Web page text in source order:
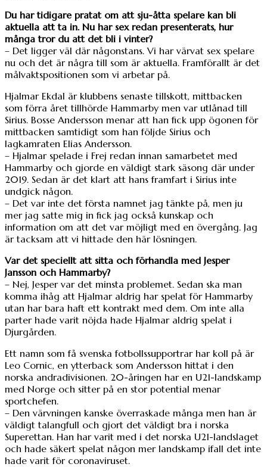
Du har tidigare pratat om att sju-åtta spelare kan bli
aktuella att ta in. Nu har sex redan presenterats, hur
många tror du att det bli i vinter?
– Det ligger väl där någonstans. Vi har värvat sex spelare
nu och det är några till som är aktuella. Framförallt är det
målvaktspositionen som vi arbetar på.
Hjalmar Ekdal är klubbens senaste tillskott, mittbacken
som förra året tillhörde Hammarby men var utlånad till
Sirius. Bosse Andersson menar att han fick upp ögonen för
mittbacken samtidigt som han följde Sirius och
lagkamraten Elias Andersson.
– Hjalmar spelade i Frej redan innan samarbetet med
Hammarby och gjorde en väldigt stark säsong där under
2019. Sedan är det klart att hans framfart i Sirius inte
undgick någon.
– Det var inte det första namnet jag tänkte på, men ju
mer jag satte mig in fick jag också kunskap och
information om att det var möjligt med en övergång. Jag
är tacksam att vi hittade den här lösningen.
Var det speciellt att sitta och förhandla med Jesper
Jansson och Hammarby?
– Nej, Jesper var det minsta problemet. Sedan ska man
komma ihåg att Hjalmar aldrig har spelat för Hammarby
utan har bara haft ett kontrakt med dem. Om inte alla
parter hade varit nöjda hade Hjalmar aldrig spelat i
Djurgården.
Ett namn som få svenska fotbollssupportrar har koll på är
Leo Cornic, en ytterback som Andersson hittat i den
norska andradivisionen. 20-åringen har en U21-landskamp
med Norge och sitter på en stor potential menar
sportchefen.
– Den värvningen kanske överraskade många men han är
väldigt talangfull och gjort det väldigt bra i norska
Superettan. Han har varit med i det norska U21-landslaget
och hade säkert spelat någon mer landskamp ifall det inte
hade varit för coronaviruset.